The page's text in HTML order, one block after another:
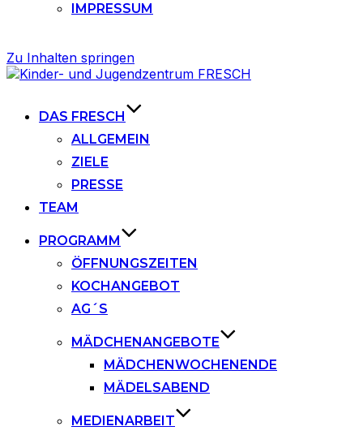
IMPRESSUM
Zu Inhalten springen
DAS FRESCH
ALLGEMEIN
ZIELE
PRESSE
TEAM
PROGRAMM
ÖFFNUNGSZEITEN
KOCHANGEBOT
AG´S
MÄDCHENANGEBOTE
MÄDCHENWOCHENENDE
MÄDELSABEND
MEDIENARBEIT